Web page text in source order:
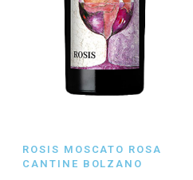
ROSIS MOSCATO ROSA
CANTINE BOLZANO